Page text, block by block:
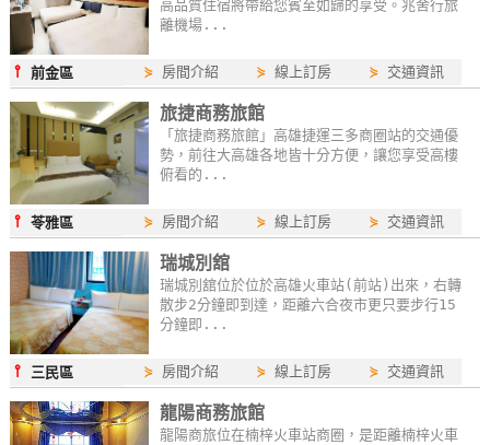
玩
樂
地
圖
客
服
務
顧
客
滿
意
高品質住宿將帶給您賓至如歸的享受。兆舍行旅
離機場...
⫯前金區 ⋟ 房間介紹 ⋟線上訂房 ⋟ 交通資訊
旅捷商務旅館
「旅捷商務旅館」高雄捷運三多商圈站的交通優
勢，前往大高雄各地皆十分方便，讓您享受高樓
俯看的...
⫯苓雅區 ⋟ 房間介紹 ⋟線上訂房 ⋟ 交通資訊
瑞城別舘
瑞城別舘位於位於高雄火車站(前站)出來，右轉
散步2分鐘即到達，距離六合夜市更只要步行15
分鐘即...
⫯ 三民區 ⋟ 房間介紹 ⋟線上訂房 ⋟ 交通資訊
龍陽商務旅館
龍陽商旅位在楠梓火車站商圈，是距離楠梓火車